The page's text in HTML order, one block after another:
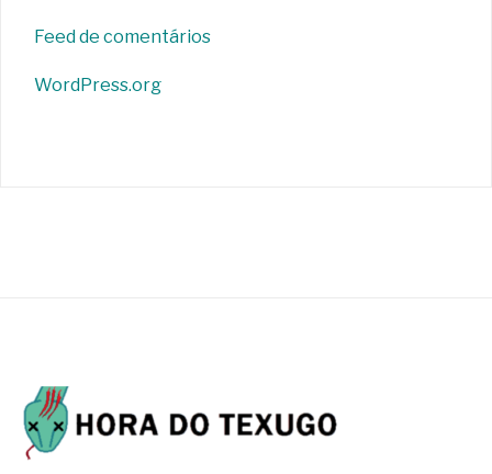
Feed de comentários
WordPress.org